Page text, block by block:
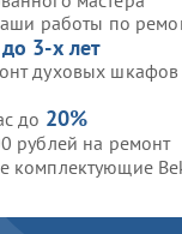
работы по
до 3-х лет
духовых шкафов
до 20%
рублей на ремонт
комплектующие